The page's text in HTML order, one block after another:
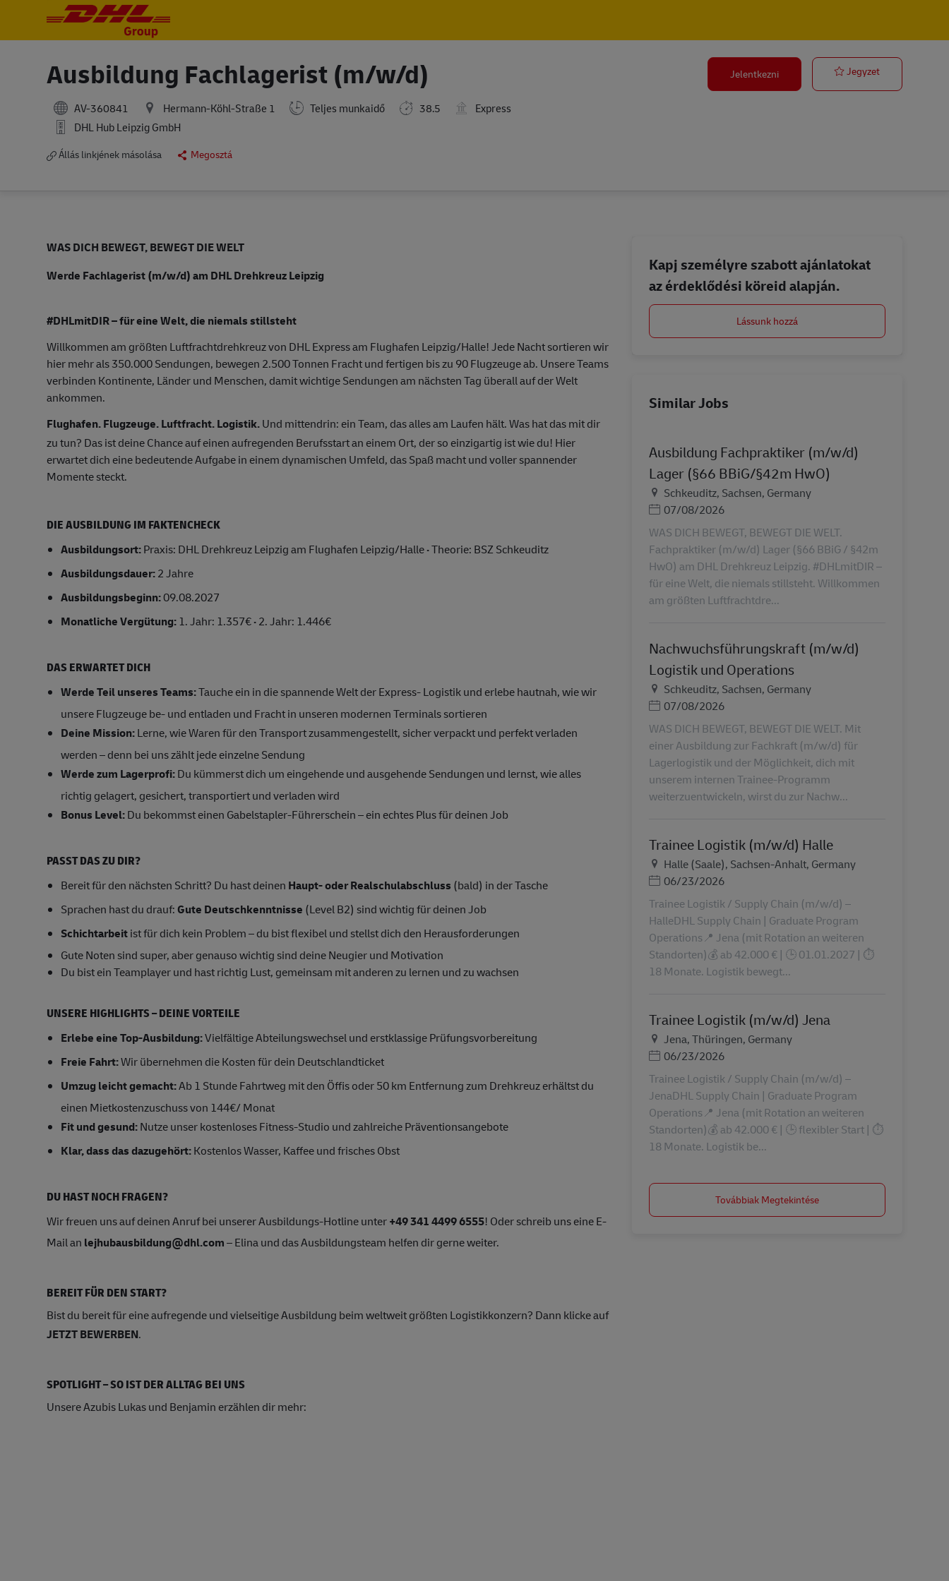
Ausbildung Fachlagerist (m/w/d)
AV-360841 Hermann-Köhl-Straße 1 Teljes munkaidő 38.5
Express
DHL Hub Leipzig GmbH
Állás linkjének másolása Megosztá
Jelentkezni JegyzetAusbildung
WAS DICH BEWEGT, BEWEGT DIE WELT
Werde Fachlagerist (m/w/d) am DHL Drehkreuz Leipzig
#DHLmitDIR – für eine Welt, die niemals stillsteht
Willkommen am größten Luftfrachtdrehkreuz von DHL Express am Flughafen Leipzig/Halle! Jede Nacht sortieren wir
hier mehr als 350.000 Sendungen, bewegen 2.500 Tonnen Fracht und fertigen bis zu 90 Flugzeuge ab. Unsere Teams
verbinden Kontinente, Länder und Menschen, damit wichtige Sendungen am nächsten Tag überall auf der Welt
ankommen.
Flughafen. Flugzeuge. Luftfracht. Logistik.Und mittendrin: ein Team, das alles am Laufen hält. Was hat das mit dir
zu tun? Das ist deine Chance auf einen aufregenden Berufsstart an einem Ort, der so einzigartig ist wie du! Hier
erwartet dich eine bedeutende Aufgabe in einem dynamischen Umfeld, das Spaß macht und voller spannender
Momente steckt.
DIE AUSBILDUNG IM FAKTENCHECK
Ausbildungsort:Praxis: DHL Drehkreuz Leipzig am Flughafen Leipzig/Halle·Theorie: BSZ Schkeuditz
Ausbildungsdauer:2 Jahre
Ausbildungsbeginn:09.08.2027
Monatliche Vergütung:1. Jahr: 1.357€·2. Jahr: 1.446€
DAS ERWARTET DICH
Werde Teil unseres Teams:Tauche ein in die spannende Welt der Express- Logistik und erlebe hautnah, wie wir
unsere Flugzeuge be- und entladen und Fracht in unseren modernen Terminals sortieren
Deine Mission:Lerne, wie Waren für den Transport zusammengestellt, sicher verpackt und perfekt verladen
werden – denn bei uns zählt jede einzelne Sendung
Werde zum Lagerprofi:Du kümmerst dich um eingehende und ausgehende Sendungen und lernst, wie alles
richtig gelagert, gesichert, transportiert und verladen wird
Bonus Level:Du bekommst einen Gabelstapler-Führerschein – ein echtes Plus für deinen Job
PASST DAS ZU DIR?
Bereit für den nächsten Schritt? Du hast deinen Haupt- oder Realschulabschluss (bald) in der Tasche
Sprachen hast du drauf:Gute Deutschkenntnisse (Level B2) sind wichtig für deinen Job
Schichtarbeitist für dich kein Problem – du bist flexibel und stellst dich den Herausforderungen
Gute Noten sind super, aber genauso wichtig sind deine Neugier und Motivation
Du bist ein Teamplayer und hast richtig Lust, gemeinsam mit anderen zu lernen und zu wachsen
UNSERE HIGHLIGHTS – DEINE VORTEILE
Erlebe eine Top-Ausbildung:Vielfältige Abteilungswechsel und erstklassige Prüfungsvorbereitung
Freie Fahrt:Wir übernehmen die Kosten für dein Deutschlandticket
Umzug leicht gemacht:Ab 1 Stunde Fahrtweg mit den Öffis oder 50 km Entfernung zum Drehkreuz erhältst du
einen Mietkostenzuschuss von 144€/ Monat
Fit und gesund:Nutze unser kostenloses Fitness-Studio und zahlreiche Präventionsangebote
Klar, dass das dazugehört:Kostenlos Wasser, Kaffee und frisches Obst
DU HAST NOCH FRAGEN?
Wir freuen uns auf deinen Anruf bei unserer Ausbildungs-Hotline unter+49 341 4499 6555! Oder schreib uns eine E-
Mail an lejhubausbildung@dhl.com– Elina und das Ausbildungsteam helfen dir gerne weiter.
BEREIT FÜR DEN START?
Bist du bereit für eine aufregende und vielseitige Ausbildung beim weltweit größten Logistikkonzern? Dann klicke auf
JETZT BEWERBEN.
SPOTLIGHT – SO IST DER ALLTAG BEI UNS
Unsere Azubis Lukas und Benjamin erzählen dir mehr:
Kapj személyre szabott ajánlatokat
az érdeklődési köreid alapján.
Lássunk hozzá
Similar Jobs
Ausbildung Fachpraktiker (m/w/d)
Lager (§66 BBiG/§42m HwO)
Helyszín
Schkeuditz, Sachsen, Germany
Posted Date
07/08/2026
WAS DICH BEWEGT, BEWEGT DIE WELT.
Fachpraktiker (m/w/d) Lager (§66 BBiG / §42m
HwO) am DHL Drehkreuz Leipzig. #DHLmitDIR –
für eine Welt, die niemals stillsteht. Willkommen
am größten Luftfrachtdre...
Nachwuchsführungskraft (m/w/d)
Logistik und Operations
Helyszín
Schkeuditz, Sachsen, Germany
Posted Date
07/08/2026
WAS DICH BEWEGT, BEWEGT DIE WELT. Mit
einer Ausbildung zur Fachkraft (m/w/d) für
Lagerlogistik und der Möglichkeit, dich mit
unserem internen Trainee-Programm
weiterzuentwickeln, wirst du zur Nachw...
Trainee Logistik (m/w/d) Halle
Helyszín
Halle (Saale), Sachsen-Anhalt, Germany
Posted Date
06/23/2026
Trainee Logistik / Supply Chain (m/w/d) –
HalleDHL Supply Chain | Graduate Program
Operations📍 Jena (mit Rotation an weiteren
Standorten)💰 ab 42.000 € | 🕒 01.01.2027 | ⏱️
18 Monate. Logistik bewegt...
Trainee Logistik (m/w/d) Jena
Helyszín
Jena, Thüringen, Germany
Posted Date
06/23/2026
Trainee Logistik / Supply Chain (m/w/d) –
JenaDHL Supply Chain | Graduate Program
Operations📍 Jena (mit Rotation an weiteren
Standorten)💰 ab 42.000 € | 🕒 flexibler Start | ⏱️
18 Monate. Logistik be...
Továbbiak Megtekintése